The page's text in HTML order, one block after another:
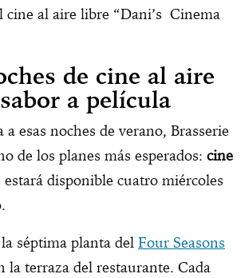
cine al aire libre “Dani’s Cinema
de cine al aire
a película
esas noches de verano, Brasserie
de los planes más esperados: cine
estará disponible cuatro miércoles
séptima planta del Four Seasons
la terraza del restaurante. Cada